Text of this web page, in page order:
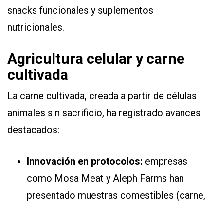
snacks funcionales y suplementos
nutricionales.
Agricultura celular y carne
cultivada
La carne cultivada, creada a partir de células
animales sin sacrificio, ha registrado avances
destacados:
Innovación en protocolos: empresas
como Mosa Meat y Aleph Farms han
presentado muestras comestibles (carne,